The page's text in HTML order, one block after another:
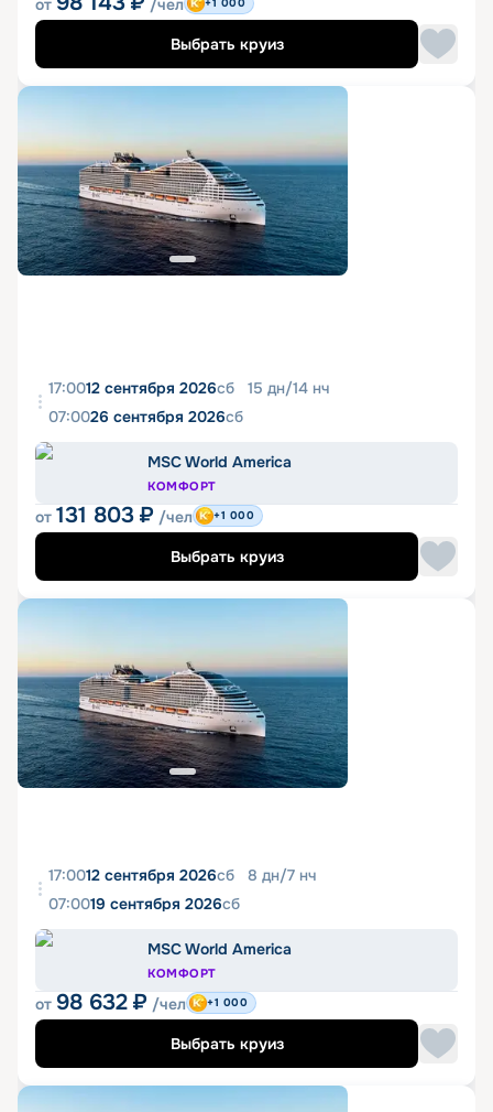
от /чел +1 000
Выбрать круиз
17:0012 сентября 2026сб 15 дн/14 нч
07:0026 сентября 2026сб
MSC World America
КОМФОРТ
от 131 803 ₽ /чел +1 000
Выбрать круиз
17:0012 сентября 2026сб 8 дн/7 нч
07:0019 сентября 2026сб
MSC World America
КОМФОРТ
от 98 632 ₽ /чел +1 000
Выбрать круиз